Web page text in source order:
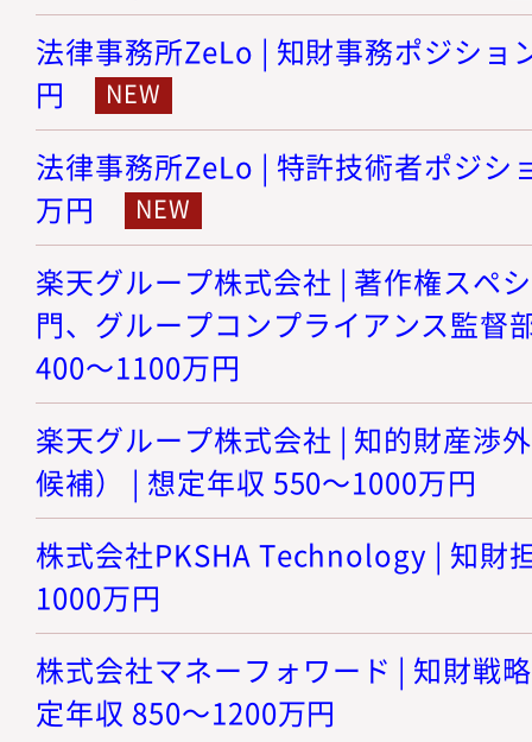
法律事務所ZeLo | 知財事務ポジショ
円
法律事務所ZeLo | 特許技術者ポジシ
万円
楽天グループ株式会社 | 著作権スペ
門、グループコンプライアンス監督
400～1100万円
楽天グループ株式会社 | 知的財産渉
候補） | 想定年収 550～1000万円
株式会社PKSHA Technology | 知財
1000万円
株式会社マネーフォワード | 知財戦
定年収 850～1200万円